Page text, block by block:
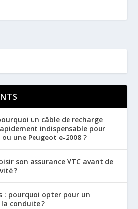
un câble de recharge
indispensable pour
une Peugeot e-2008 ?
son assurance VTC avant de
?
: pourquoi opter pour un
conduite ?